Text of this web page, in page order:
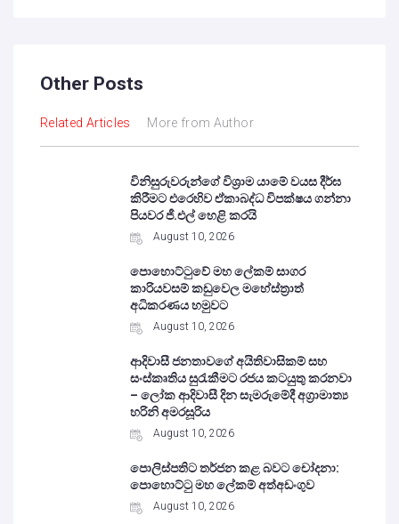
Other Posts
Related Articles More from Author
විනිසුරුවරුන්ගේ විශ්‍රාම යාමේ වයස දීර්ඝ
කිරීමට එරෙහිව ඒකාබද්ධ විපක්ෂය ගන්නා
පියවර ජී.එල් හෙළි කරයි
August 10, 2026
පොහොට්ටුවේ මහ ලේකම් සාගර
කාරියවසම් කඩුවෙල මහේස්ත්‍රාත්
අධිකරණය හමුවට
August 10, 2026
ආදිවාසී ජනතාවගේ අයිතිවාසිකම් සහ
සංස්කෘතිය සුරැකීමට රජය කටයුතු කරනවා
– ලෝක ආදිවාසී දින සැමරුමේදී අග්‍රාමාත්‍ය
හරිනි අමරසූරිය
August 10, 2026
පොලිස්පතිට තර්ජන කළ බවට චෝදනා:
පොහොට්ටු මහ ලේකම් අත්අඩංගුව
August 10, 2026